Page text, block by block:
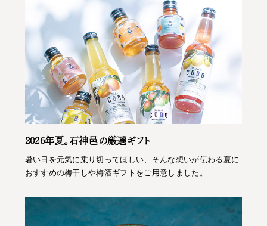
2026年夏。石神邑の厳選ギフト
暑い日を元気に乗り切ってほしい、そんな想いが伝わる夏に
おすすめの梅干しや梅酒ギフトをご用意しました。